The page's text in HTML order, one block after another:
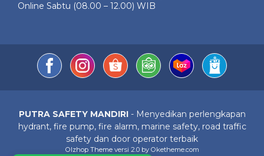
Online Sabtu (08.00 – 12.00) WIB
PUTRA SAFETY MANDIRI- Menyedikan perlengkapan
hydrant, fire pump, fire alarm, marine safety, road traffic
safety dan door operator terbaik
Olzhop Themeversi 2.0 by Oketheme.com